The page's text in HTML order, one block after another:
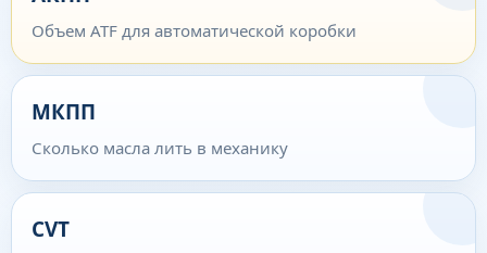
Объем ATF для автоматической коробки
МКПП
Сколько масла лить в механику
CVT